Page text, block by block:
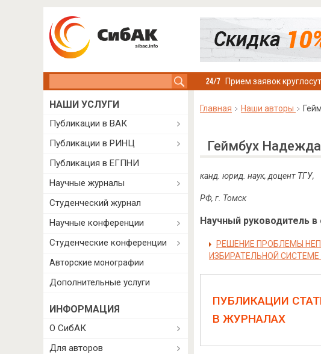
Прием заявок
Главная Наши авторы
Геймбух
канд. юрид. наук, доцент ТГУ,
РФ, г. Томск
Научный руководитель в
РЕШЕНИЕ ПРОБЛЕМЫ
ИЗБИРАТЕЛЬНОЙ СИСТЕМЕ
ПУБЛИКАЦИИ
В ЖУРНАЛАХ
НАШИ УСЛУГИ
Публикации в ВАК
Публикации в РИНЦ
Публикация в ЕГПНИ
Научные журналы
Студенческий журнал
Научные конференции
Студенческие конференции
Авторские монографии
Дополнительные услуги
ИНФОРМАЦИЯ
О СибАК
Для авторов